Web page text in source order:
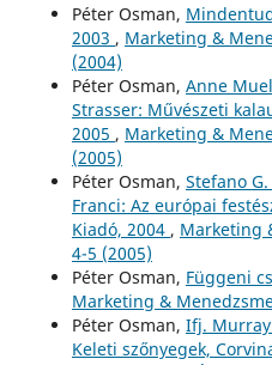
Péter Osman,
2003 , Marketing &
(2004)
Péter Osman, Anne
Strasser: Művészeti
2005 , Marketing &
(2005)
Péter Osman, Stefano
Franci: Az európai
Kiadó, 2004 , Marketing
4-5 (2005)
Péter Osman, Függeni
Marketing &
Péter Osman, Ifj.
Keleti szőnyegek,